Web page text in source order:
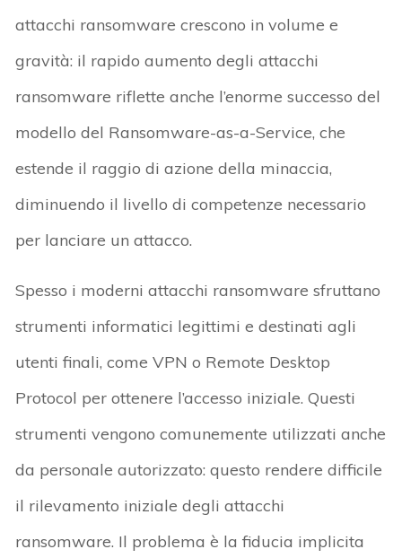
attacchi ransomware crescono in volume e
gravità: il rapido aumento degli attacchi
ransomware riflette anche l’enorme successo del
modello del Ransomware-as-a-Service, che
estende il raggio di azione della minaccia,
diminuendo il livello di competenze necessario
per lanciare un attacco.
Spesso i moderni attacchi ransomware sfruttano
strumenti informatici legittimi e destinati agli
utenti finali, come VPN o Remote Desktop
Protocol per ottenere l’accesso iniziale. Questi
strumenti vengono comunemente utilizzati anche
da personale autorizzato: questo rendere difficile
il rilevamento iniziale degli attacchi
ransomware. Il problema è la fiducia implicita